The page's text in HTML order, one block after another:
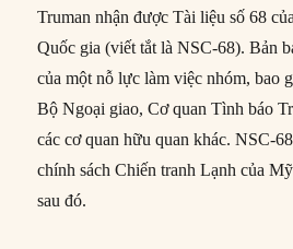
Truman nhận được Tài liệu số 68
Quốc gia (viết tắt là NSC-68). Bản
của một nỗ lực làm việc nhóm, bao
Bộ Ngoại giao, Cơ quan Tình báo
các cơ quan hữu quan khác. NSC-
chính sách Chiến tranh Lạnh của
sau đó.